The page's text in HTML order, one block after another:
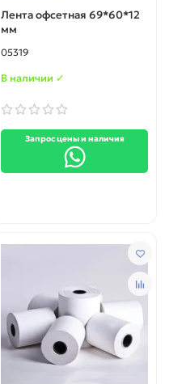
Лента офсетная 69*60*12
мм
05319
В наличии ✓
Запрос цены и наличия